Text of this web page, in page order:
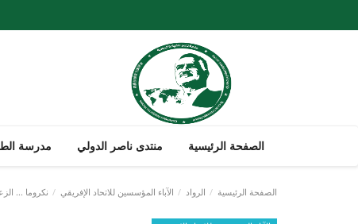
الصفحة الرئيسية منتدى ناصر الدولي مدرسة
الصفحة الرئيسية الرواد الآباء المؤسسين للاتحاد الإفريقي نكروما ...